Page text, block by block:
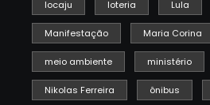
locaju loteria Lula
Manifestação Maria Corina
meio ambiente ministério
Nikolas Ferreira ônibus